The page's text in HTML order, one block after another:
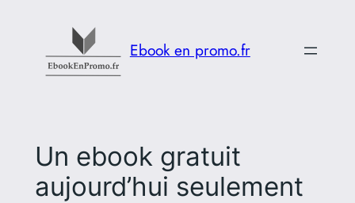
contenu
Ebook en promo.fr
Un ebook gratuit
aujourd’hui seulement